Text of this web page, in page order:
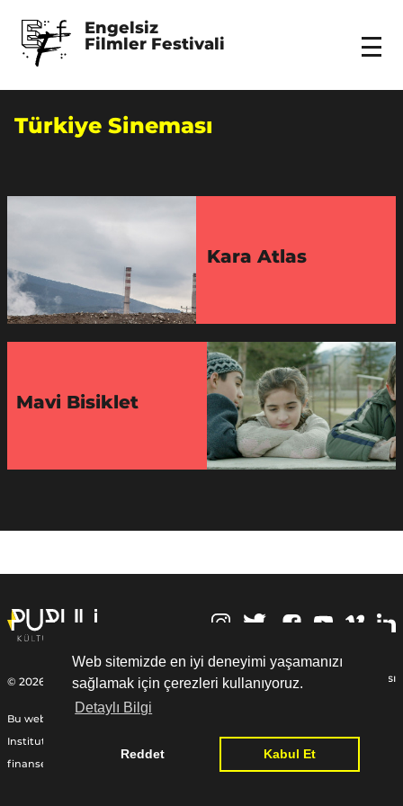
Web sitemizde en iyi deneyimi yaşamanızı
sağlamak için çerezleri kullanıyoruz.
Detaylı Bilgi
Reddet Kabul Et
Engelsiz
Filmler Festivali
Menu
Türkiye Sineması
Kara Atlas
Mavi Bisiklet
© 2026 | Puruli Kültür Sanat Kişisel Verilerin Korunması
Bu web sitesi Federal Almanya Cumhuriyeti Dışişleri Bakanlığı, Goethe-
Institut ve diğer ortaklardan sağlanan Uluslararası Yardım Fonu ile
finanse edilmiştir: